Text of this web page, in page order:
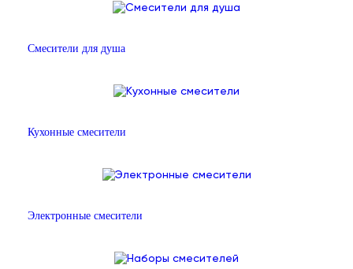
Смесители для душа
Кухонные смесители
Электронные смесители